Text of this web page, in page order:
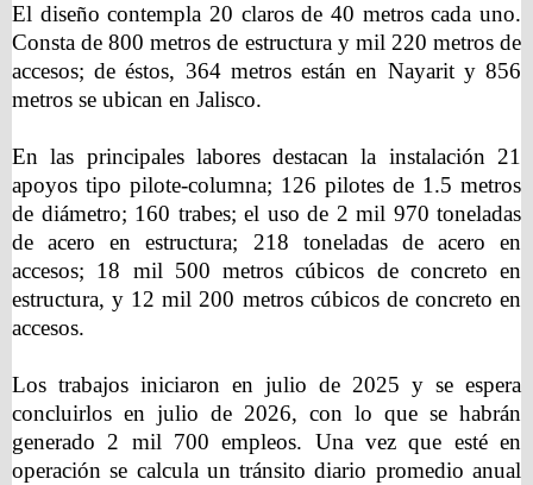
El diseño contempla 20 claros de 40 metros cada uno.
Consta de 800 metros de estructura y mil 220 metros de
accesos; de éstos, 364 metros están en Nayarit y 856
metros se ubican en Jalisco.
En las principales labores destacan la instalación 21
apoyos tipo pilote-columna; 126 pilotes de 1.5 metros
de diámetro; 160 trabes; el uso de 2 mil 970 toneladas
de acero en estructura; 218 toneladas de acero en
accesos; 18 mil 500 metros cúbicos de concreto en
estructura, y 12 mil 200 metros cúbicos de concreto en
accesos.
Los trabajos iniciaron en julio de 2025 y se espera
concluirlos en julio de 2026, con lo que se habrán
generado 2 mil 700 empleos. Una vez que esté en
operación se calcula un tránsito diario promedio anual